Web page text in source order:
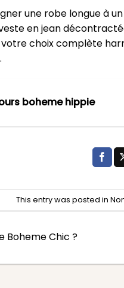
une robe longue à
en jean
choix complète
boheme hippie
This entry was posted in
Boheme Chic ?